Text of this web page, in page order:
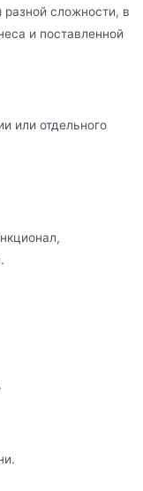
сложности, в
и поставленной
или отдельного